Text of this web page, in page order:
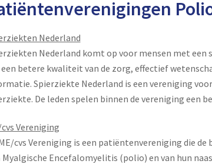
Nederland
Nederland komt op voor mensen met
betere kwaliteit van de zorg, effectief
Spierziekte Nederland is een vereniging
De leden spelen binnen de vereniging een
Vereniging
cvs Vereniging is een patiëntenvereniging die
Myalgische Encefalomyelitis (polio) en van hun